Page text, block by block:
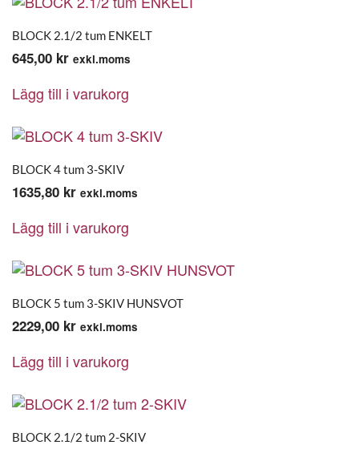
BLOCK 2.1/2 tum ENKELT
645,00 kr exkl.moms
Lägg till i varukorg
BLOCK 4 tum 3-SKIV
1635,80 kr exkl.moms
Lägg till i varukorg
BLOCK 5 tum 3-SKIV HUNSVOT
2229,00 kr exkl.moms
Lägg till i varukorg
BLOCK 2.1/2 tum 2-SKIV